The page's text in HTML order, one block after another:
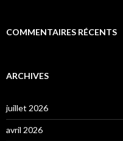
COMMENTAIRES RÉCENTS
ARCHIVES
juillet 2026
avril 2026